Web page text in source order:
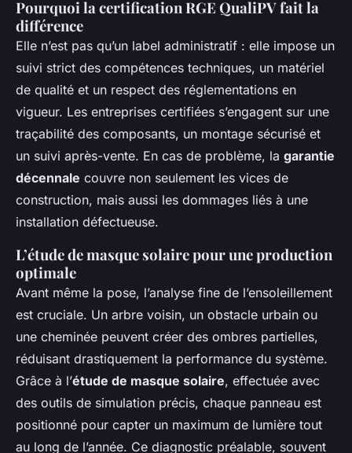
Pourquoi la certification RGE QualiPV fait la
différence
Elle n’est pas qu’un label administratif : elle impose un
suivi strict des compétences techniques, un matériel
de qualité et un respect des réglementations en
vigueur. Les entreprises certifiées s’engagent sur une
traçabilité des composants, un montage sécurisé et
un suivi après-vente. En cas de problème, la garantie
décennale couvre non seulement les vices de
construction, mais aussi les dommages liés à une
installation défectueuse.
L’étude de masque solaire pour une production
optimale
Avant même la pose, l’analyse fine de l’ensoleillement
est cruciale. Un arbre voisin, un obstacle urbain ou
une cheminée peuvent créer des ombres partielles,
réduisant drastiquement la performance du système.
Grâce à l’étude de masque solaire, effectuée avec
des outils de simulation précis, chaque panneau est
positionné pour capter un maximum de lumière tout
au long de l’année. Ce diagnostic préalable, souvent